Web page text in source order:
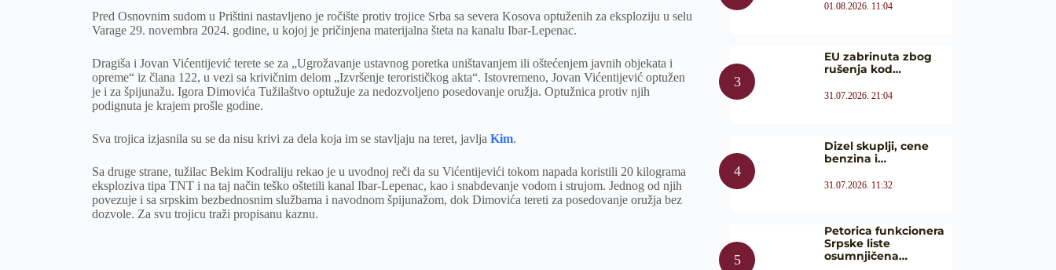
Pred Osnovnim sudom u Prištini nastavljeno je ročište protiv trojice Srba sa severa Kosova optuženih za eksploziju u selu
Varage 29. novembra 2024. godine, u kojoj je pričinjena materijalna šteta na kanalu Ibar-Lepenac.
Dragiša i Jovan Vićentijević terete se za „Ugrožavanje ustavnog poretka uništavanjem ili oštećenjem javnih objekata i
opreme“ iz člana 122, u vezi sa krivičnim delom „Izvršenje terorističkog akta“. Istovremeno, Jovan Vićentijević optužen
je i za špijunažu. Igora Dimovića Tužilaštvo optužuje za nedozvoljeno posedovanje oružja. Optužnica protiv njih
podignuta je krajem prošle godine.
Sva trojica izjasnila su se da nisu krivi za dela koja im se stavljaju na teret, javlja Kim.
Sa druge strane, tužilac Bekim Kodraliju rekao je u uvodnoj reči da su Vićentijevići tokom napada koristili 20 kilograma
eksploziva tipa TNT i na taj način teško oštetili kanal Ibar-Lepenac, kao i snabdevanje vodom i strujom. Jednog od njih
povezuje i sa srpskim bezbednosnim službama i navodnom špijunažom, dok Dimovića tereti za posedovanje oružja bez
dozvole. Za svu trojicu traži propisanu kaznu.
01.08.2026. 11:04
EU zabrinuta zbog
rušenja kod…
31.07.2026. 21:04
Dizel skuplji, cene
benzina i…
31.07.2026. 11:32
Petorica funkcionera
Srpske liste
osumnjičena…